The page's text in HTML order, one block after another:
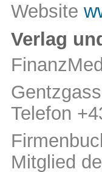
Website
Verlag
Telefon
Mitglied